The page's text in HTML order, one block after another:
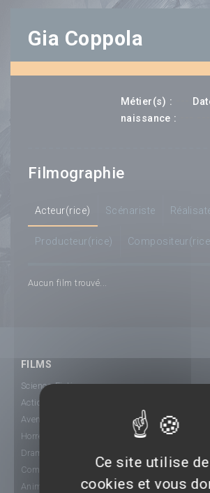
Gia Coppola
Métier(s) :
naissance :
Filmographie
Acteur(rice) Scénariste
Producteur(rice)
Aucun film trouvé...
FILMS
Science-Fiction
Action
Aventure
Horreur
Drame
Comédie
Animation
Ce site utilise
cookies et vous